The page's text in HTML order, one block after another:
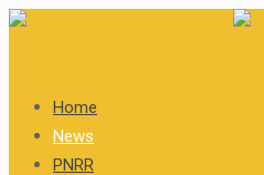
Home
News
PNRR